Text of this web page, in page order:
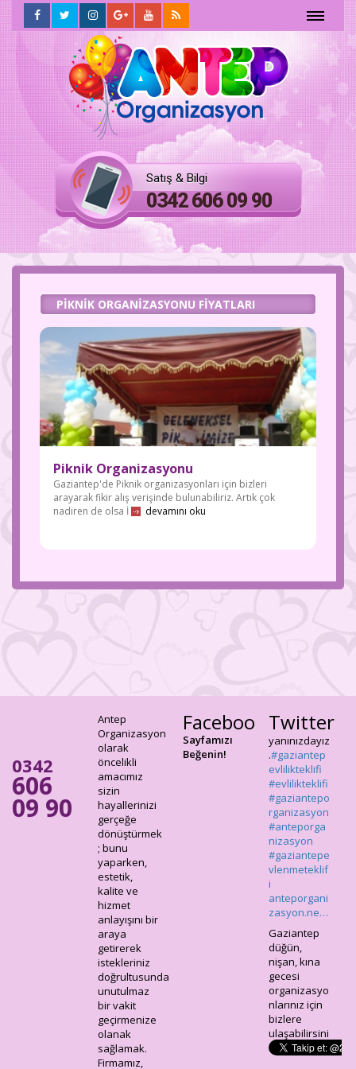
ANASAYFA
HAKKIMIZDA
Hizmetlerimiz
FOTO
GALERİ
İLETİŞİM
Satış & Bilgi
0342 606 09 90
PIKNIK ORGANIZASYONU FIYATLARI
Piknik Organizasyonu
Gaziantep'de Piknik organizasyonları için bizleri
arayarak fikir alış verişinde bulunabiliriz. Artık çok
nadiren de olsa İ
devamını oku
0342
606
09 90
Antep
Organizasyon
olarak
öncelikli
amacımız
sizin
hayallerinizi
gerçeğe
dönüştürmek
; bunu
yaparken,
estetik,
kalite ve
hizmet
anlayışını bir
araya
getirerek
istekleriniz
doğrultusunda
unutulmaz
bir vakit
geçirmenize
olanak
sağlamak.
Firmamız,
Facebook
Sayfamızı
Beğenin!
Twitter
Gaziantep
organizasyo
#gaziantepo
rganizasyon
#anteporga
nizasyon
#gaziantepe
vlenmeteklif
i
anteporgani
zasyon.ne…
Gaziantep
düğün,
nişan, kına
gecesi
organizasyo
bizlere
ulaşabilirsini
z..
anteporgani
zasyon.ne…